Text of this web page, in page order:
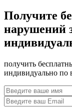
Получите
нарушений
получить
индивидуально по